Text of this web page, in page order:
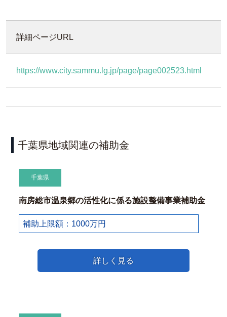
詳細ページURL
https://www.city.sammu.lg.jp/page/page002523.html
千葉県地域関連の補助金
千葉県
南房総市温泉郷の活性化に係る施設整備事業補助金
補助上限額：1000万円
詳しく見る